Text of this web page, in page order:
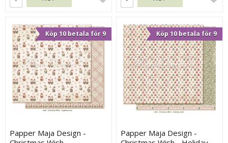
Köp 10 betala för 9
Papper Maja Design -
Köp 10 betala för 9
Papper Maja Design -